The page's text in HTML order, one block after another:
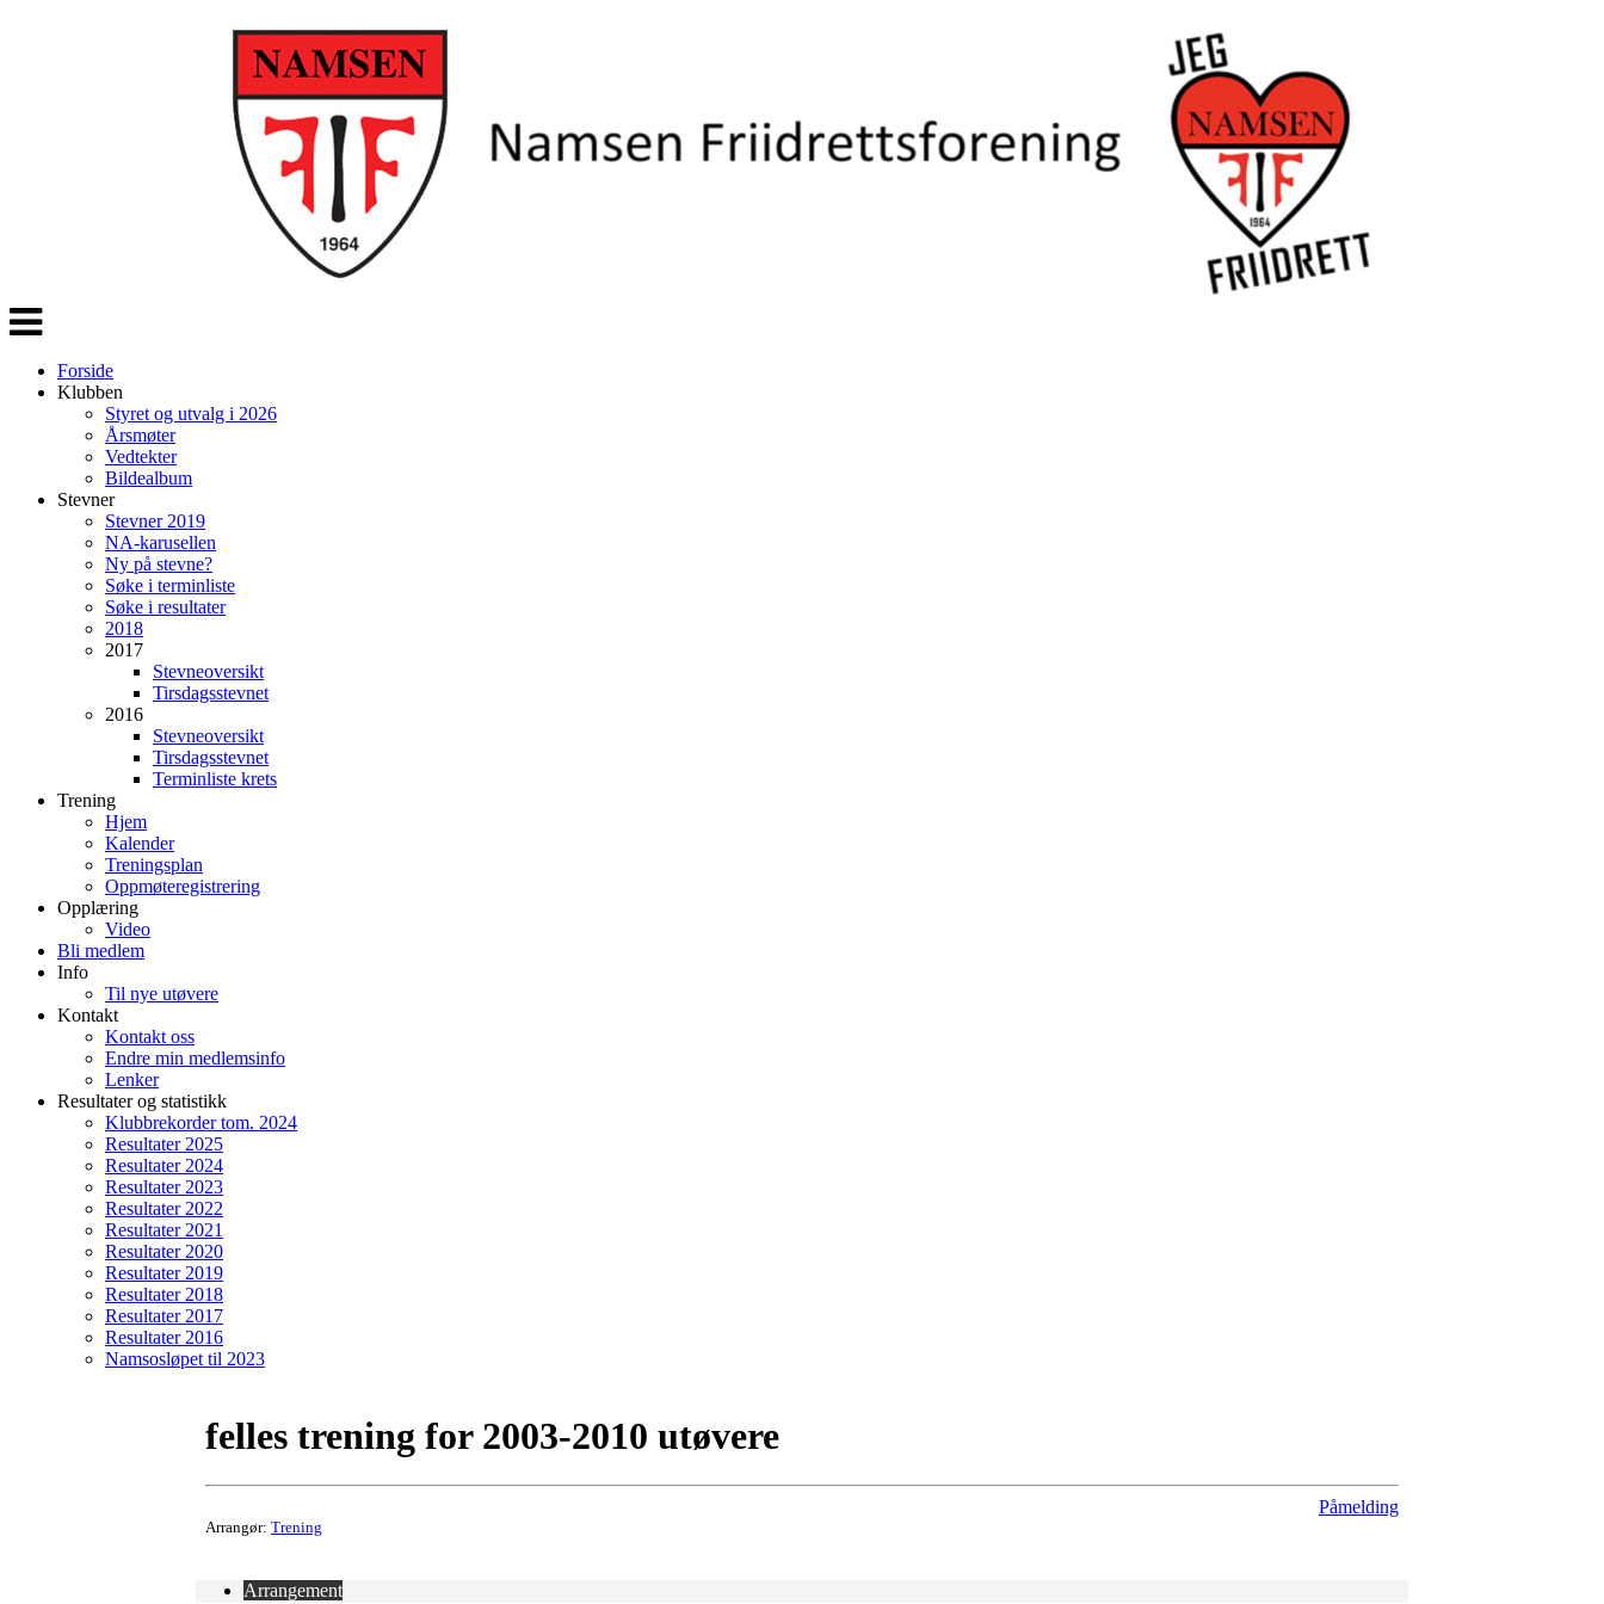
Veksle
navigasjon
Forside
Klubben
Styret og utvalg i 2026
Årsmøter
Vedtekter
Bildealbum
Stevner
Stevner 2019
NA-karusellen
Ny på stevne?
Søke i terminliste
Søke i resultater
2018
2017
Stevneoversikt
Tirsdagsstevnet
2016
Stevneoversikt
Tirsdagsstevnet
Terminliste krets
Trening
Hjem
Kalender
Treningsplan
Oppmøteregistrering
Opplæring
Video
Bli medlem
Info
Til nye utøvere
Kontakt
Kontakt oss
Endre min medlemsinfo
Lenker
Resultater og statistikk
Klubbrekorder tom. 2024
Resultater 2025
Resultater 2024
Resultater 2023
Resultater 2022
Resultater 2021
Resultater 2020
Resultater 2019
Resultater 2018
Resultater 2017
Resultater 2016
Namsosløpet til 2023
felles trening for 2003-2010 utøvere
Arrangør: Trening
Påmelding
Arrangement